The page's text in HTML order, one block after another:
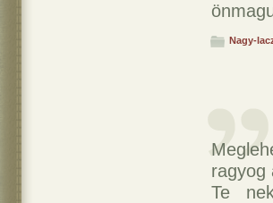
Nagy-
ragyog
Te